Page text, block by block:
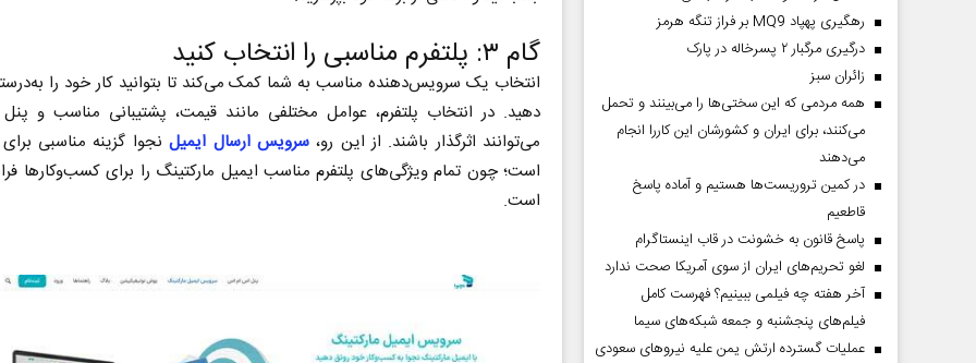
گام ۳: پلتفرم مناسبی را انتخاب کنید
انتخاب یک سرویس‌دهنده مناسب به شما کمک می‌کند تا بتوانید کار خود را
دهید. در انتخاب پلتفرم، عوامل مختلفی مانند قیمت، پشتیبانی مناسب و
می‌توانند اثرگذار باشند. از این رو،سرویس ارسال ایمیل نجوا گزینه مناسبی
است؛ چون تمام ویژگی‌های پلتفرم مناسب ایمیل مارکتینگ را برای کسب‌وکارها
است.
رهگیری پهپاد MQ9 بر فراز تنگه هرمز
درگیری مرگبار ۲ پسرخاله در پارک
‌زائران سبز
همه مردمی که این سختی‌ها را می‌بینند و تحمل
می‌کنند، برای ایران و کشورشان این کاررا انجام
می‌دهند
در کمین تروریست‌ها هستیم و آماده پاسخ
قاطعیم
پاسخ قانون به خشونت در قاب اینستاگرام
لغو تحریم‌های ایران از سوی آمریکا صحت ندارد
آخر هفته چه فیلمی ببینیم؟ فهرست کامل
فیلم‌های پنجشنبه و جمعه شبکه‌های سیما
عملیات گسترده ارتش یمن علیه نیروهای سعودی